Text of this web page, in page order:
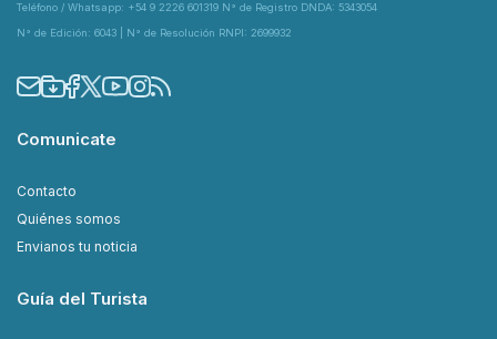
Teléfono / Whatsapp: +54 9 2226 601319 N° de Registro DNDA: 5343054
N° de Edición: 6043 | N° de Resolución RNPI: 2699932
Comunicate
Contacto
Quiénes somos
Envianos tu noticia
Guía del Turista